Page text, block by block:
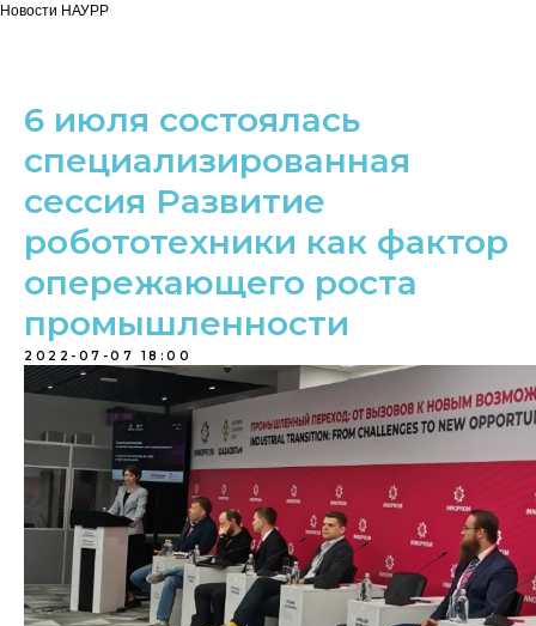
Новости НАУРР
6 июля состоялась
специализированная
сессия Развитие
робототехники как фактор
опережающего роста
промышленности
2022-07-07 18:00